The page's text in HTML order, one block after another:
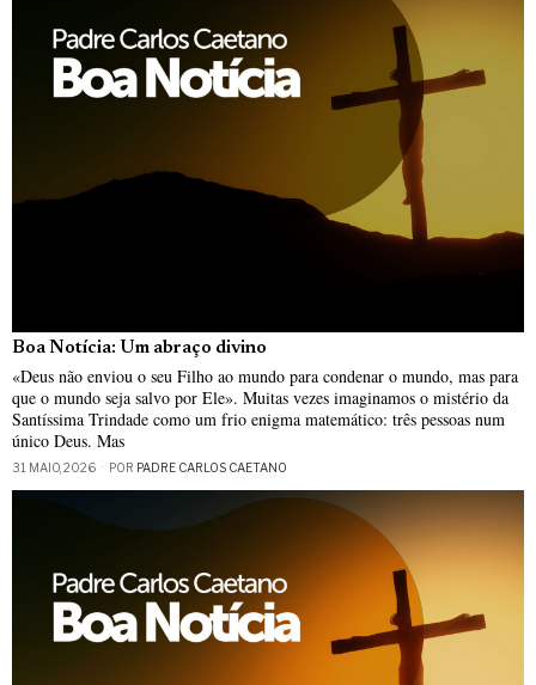
Boa Notícia: Um abraço divino
«Deus não enviou o seu Filho ao mundo para condenar o mundo, mas para
que o mundo seja salvo por Ele». Muitas vezes imaginamos o mistério da
Santíssima Trindade como um frio enigma matemático: três pessoas num
único Deus. Mas
31 MAIO, 2026 POR PADRE CARLOS CAETANO